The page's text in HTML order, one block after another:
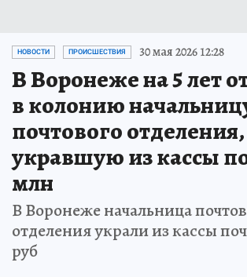
НОВОСТИ ПРОИСШЕСТВИЯ 30 мая 2026 12:28
В Воронеже на 5 лет
в колонию
почтового отделения,
укравшую из кассы
млн
В Воронеже начальница
отделения украли из кассы
руб